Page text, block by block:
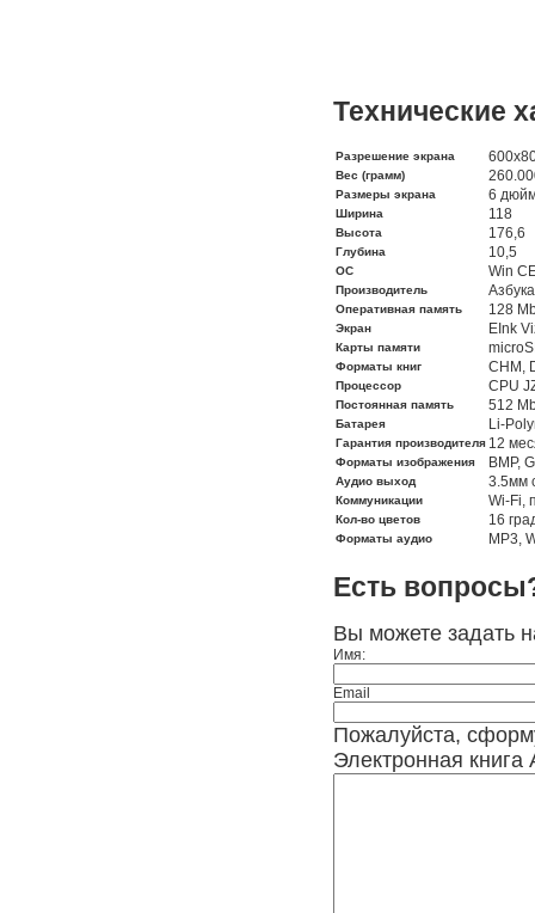
Технические
Разрешение экрана
Вес (грамм)
Размеры экрана 6
Ширина 118
Высота 176,6
Глубина 10,5
ОС Win
Производитель Азбука
Оперативная память 128
Экран EInk
Карты памяти
Форматы книг CHM,
Процессор CPU
Постоянная память 512
Батарея Li-
Гарантия производителя 12
Форматы изображения BMP,
Аудио выход 3.5мм
Коммуникации Wi-Fi,
Кол-во цветов 16
Форматы аудио MP3,
Есть
Вы можете задать
Имя:
Email
Пожалуйста,
Электронная книга